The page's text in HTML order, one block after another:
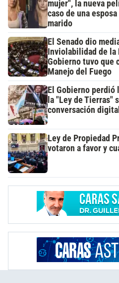
mujer", la nueva
caso de una
marido
El Senado dio
Inviolabilidad de la
Gobierno tuvo que
Manejo del Fuego
El Gobierno perdió
la "Ley de Tierras"
conversación digital
Ley de Propiedad
votaron a favor y